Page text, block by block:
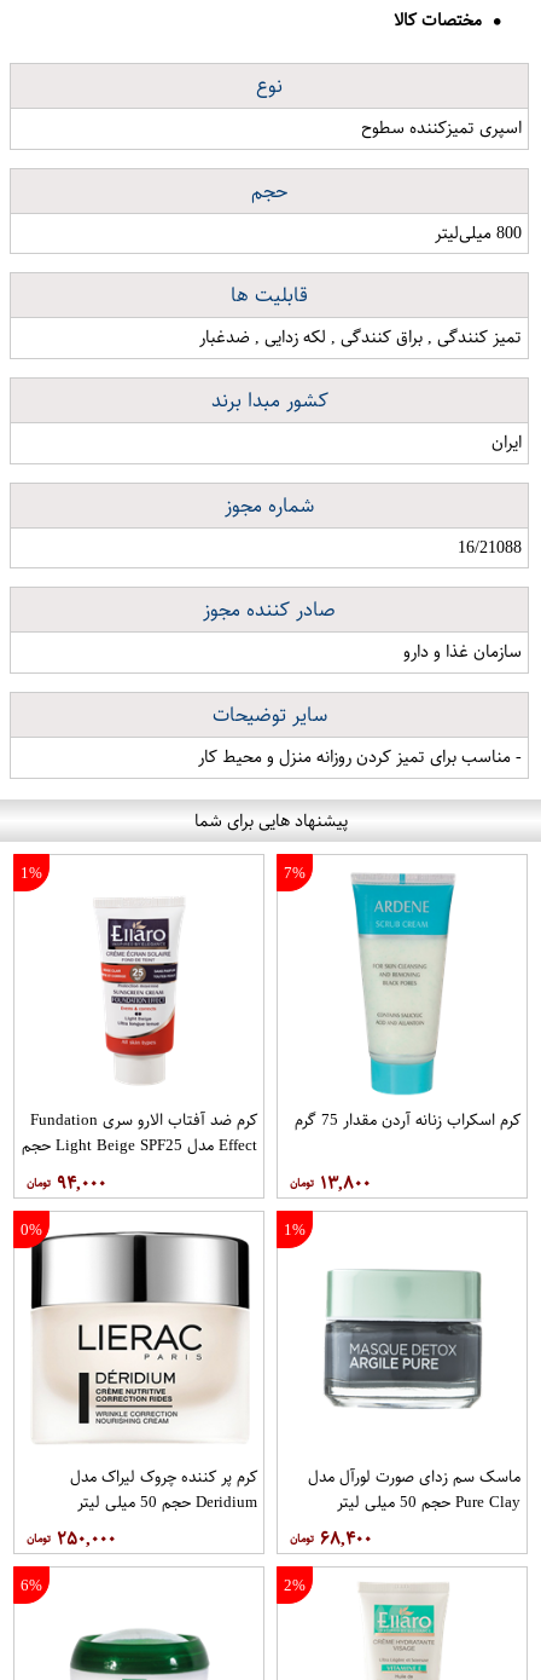
مختصات کالا
نوع
اسپری تمیزکننده سطوح
حجم
800 میلی‌لیتر
قابلیت ها
تمیز کنندگی , براق کنندگی , لکه زدایی , ضدغبار
کشور مبدا برند
ایران
شماره مجوز
16/21088
صادر کننده مجوز
سازمان غذا و دارو
سایر توضیحات
- مناسب برای تمیز کردن روزانه منزل و محیط کار
پیشنهاد هایی برای شما
7%
کرم اسکراب زنانه آردن مقدار 75 گرم
۱۳,۸۰۰
1%
کرم ضد آفتاب الارو سری Fundation
Effect مدل Light Beige SPF25 حجم
۹۴,۰۰۰
1%
ماسک سم زدای صورت لورآل مدل
Pure Clay حجم 50 میلی لیتر
۶۸,۴۰۰
0%
کرم پر کننده چروک لیراک مدل
Deridium حجم 50 میلی لیتر
۲۵۰,۰۰۰
2%
6%